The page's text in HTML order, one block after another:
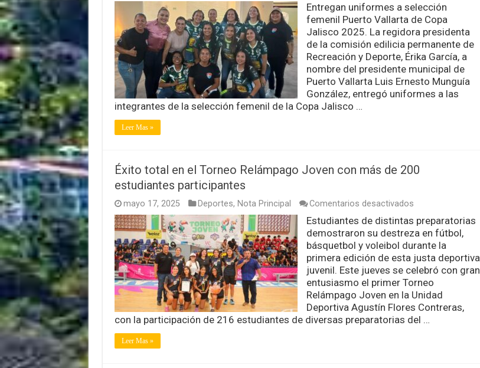
uniformes
a
selección
femenil
Puerto
Vallarta
de
Copa
Jalisco
2025
Entregan uniformes a selección
femenil Puerto Vallarta de Copa
Jalisco 2025. La regidora presidenta
de la comisión edilicia permanente de
Recreación y Deporte, Érika García, a
nombre del presidente municipal de
Puerto Vallarta Luis Ernesto Munguía
González, entregó uniformes a las
integrantes de la selección femenil de la Copa Jalisco …
Leer Mas »
Éxito total en el Torneo Relámpago Joven con más de 200
estudiantes participantes
mayo 17, 2025 Deportes, Nota Principal Comentarios desactivadosen
total
en
el
Torneo
Relámpago
Joven
con
más
de
200
estudiantes
Estudiantes de distintas preparatorias
demostraron su destreza en fútbol,
básquetbol y voleibol durante la
primera edición de esta justa deportiva
juvenil. Este jueves se celebró con gran
entusiasmo el primer Torneo
Relámpago Joven en la Unidad
Deportiva Agustín Flores Contreras,
con la participación de 216 estudiantes de diversas preparatorias del …
Leer Mas »